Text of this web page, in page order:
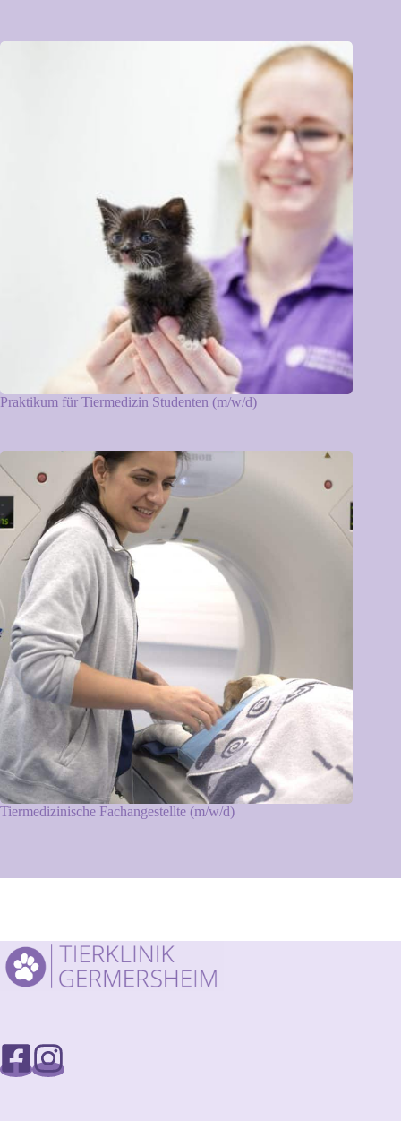
Praktikum für Tiermedizin Studenten (m/w/d)
Tiermedizinische Fachangestellte (m/w/d)